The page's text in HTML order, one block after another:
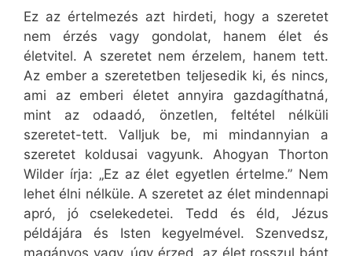
Ez az értelmezés azt hirdeti, hogy a szeretet
nem érzés vagy gondolat, hanem élet és
életvitel. A szeretet nem érzelem, hanem tett.
Az ember a szeretetben teljesedik ki, és nincs,
ami az emberi életet annyira gazdagíthatná,
mint az odaadó, önzetlen, feltétel nélküli
szeretet-tett. Valljuk be, mi mindannyian a
szeretet koldusai vagyunk. Ahogyan Thorton
Wilder írja: „Ez az élet egyetlen értelme.” Nem
lehet élni nélküle. A szeretet az élet mindennapi
apró, jó cselekedetei. Tedd és éld, Jézus
példájára és Isten kegyelmével. Szenvedsz,